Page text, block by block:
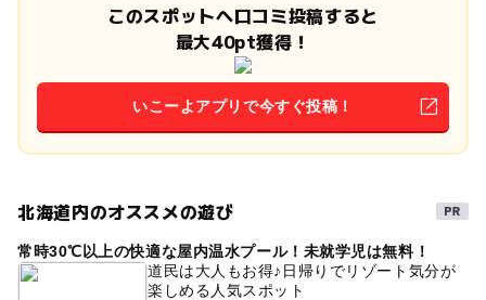
このスポットへ口コミ投稿すると
最大40pt獲得！
いこーよアプリで今すぐ投稿！
北海道内のオススメの遊び
常時30℃以上の快適な屋内温水プール！未就学児は無料！
道民は大人もお得♪日帰りでリゾート気分が
楽しめる人気スポット